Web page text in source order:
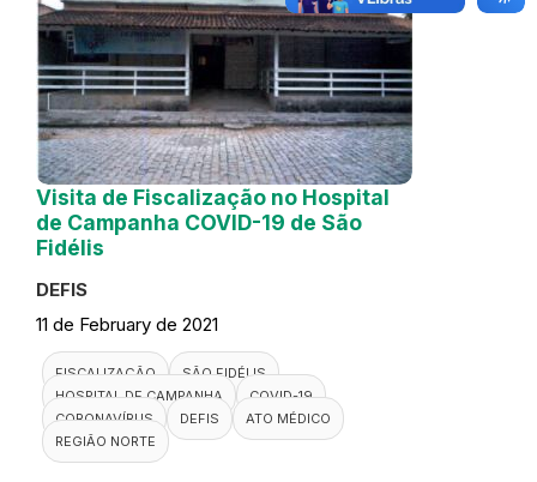
Visita de Fiscalização no Hospital
de Campanha COVID-19 de São
Fidélis
DEFIS
11 de February de 2021
FISCALIZAÇÃO
SÃO FIDÉLIS
HOSPITAL DE CAMPANHA
COVID-19
CORONAVÍRUS
DEFIS
ATO MÉDICO
REGIÃO NORTE